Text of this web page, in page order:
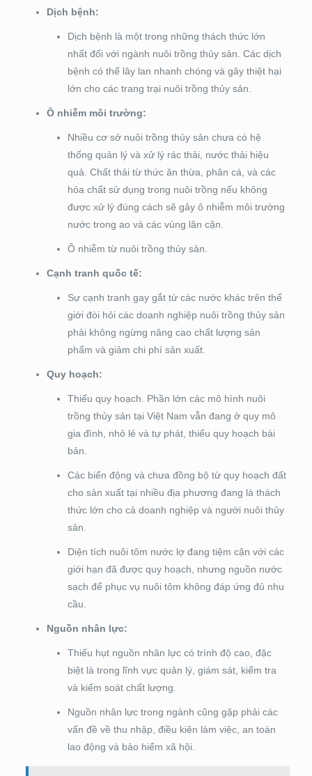
Dịch bệnh:
Dịch bệnh là một trong những thách thức lớn
nhất đối với ngành nuôi trồng thủy sản. Các dịch
bệnh có thể lây lan nhanh chóng và gây thiệt hại
lớn cho các trang trại nuôi trồng thủy sản.
Ô nhiễm môi trường:
Nhiều cơ sở nuôi trồng thủy sản chưa có hệ
thống quản lý và xử lý rác thải, nước thải hiệu
quả. Chất thải từ thức ăn thừa, phân cá, và các
hóa chất sử dụng trong nuôi trồng nếu không
được xử lý đúng cách sẽ gây ô nhiễm môi trường
nước trong ao và các vùng lân cận.
Ô nhiễm từ nuôi trồng thủy sản.
Cạnh tranh quốc tế:
Sự cạnh tranh gay gắt từ các nước khác trên thế
giới đòi hỏi các doanh nghiệp nuôi trồng thủy sản
phải không ngừng nâng cao chất lượng sản
phẩm và giảm chi phí sản xuất.
Quy hoạch:
Thiếu quy hoạch. Phần lớn các mô hình nuôi
trồng thủy sản tại Việt Nam vẫn đang ở quy mô
gia đình, nhỏ lẻ và tự phát, thiếu quy hoạch bài
bản.
Các biến động và chưa đồng bộ từ quy hoạch đất
cho sản xuất tại nhiều địa phương đang là thách
thức lớn cho cả doanh nghiệp và người nuôi thủy
sản.
Diện tích nuôi tôm nước lợ đang tiệm cận với các
giới hạn đã được quy hoạch, nhưng nguồn nước
sạch để phục vụ nuôi tôm không đáp ứng đủ nhu
cầu.
Nguồn nhân lực:
Thiếu hụt nguồn nhân lực có trình độ cao, đặc
biệt là trong lĩnh vực quản lý, giám sát, kiểm tra
và kiểm soát chất lượng.
Nguồn nhân lực trong ngành cũng gặp phải các
vấn đề về thu nhập, điều kiện làm việc, an toàn
lao động và bảo hiểm xã hội.